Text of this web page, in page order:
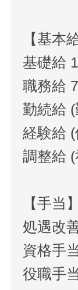
【基本
基礎給
職務給
勤続給
経験給
調整給
【手当】
処遇改
資格手
役職手